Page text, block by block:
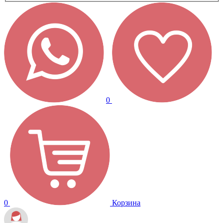
0
0 Корзина